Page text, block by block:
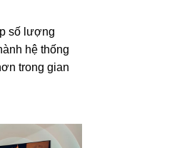
số lượng
hệ thống
trong gian